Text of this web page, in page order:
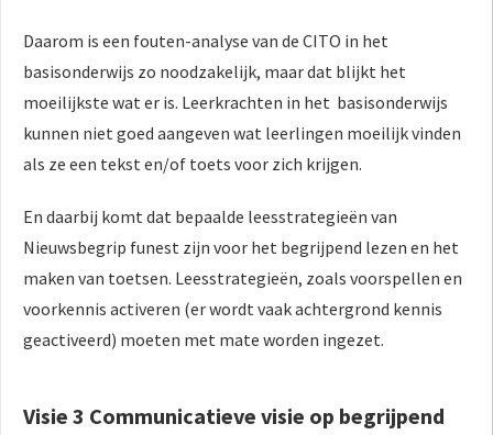
Daarom is een fouten-analyse van de CITO in het
basisonderwijs zo noodzakelijk, maar dat blijkt het
moeilijkste wat er is. Leerkrachten in het basisonderwijs
kunnen niet goed aangeven wat leerlingen moeilijk vinden
als ze een tekst en/of toets voor zich krijgen.
En daarbij komt dat bepaalde leesstrategieën van
Nieuwsbegrip funest zijn voor het begrijpend lezen en het
maken van toetsen. Leesstrategieën, zoals voorspellen en
voorkennis activeren (er wordt vaak achtergrond kennis
geactiveerd) moeten met mate worden ingezet.
Visie 3 Communicatieve visie op begrijpend